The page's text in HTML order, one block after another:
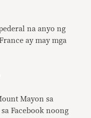
na anyo ng
ay may mga
Mayon sa
Facebook noong